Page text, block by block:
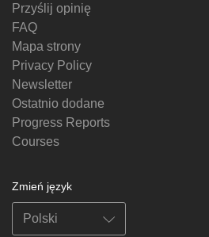
Przyślij opinię
FAQ
Mapa strony
Privacy Policy
Newsletter
Ostatnio dodane
Progress Reports
Courses
Zmień język